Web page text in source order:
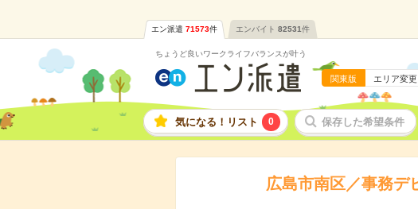
エン派遣 71573件 エンバイト 82531件
ちょうど良いワークライフバランスが叶う
関東版 エリア変更
気になる！リスト 0 保存した希望条件
広島市南区／事務デ